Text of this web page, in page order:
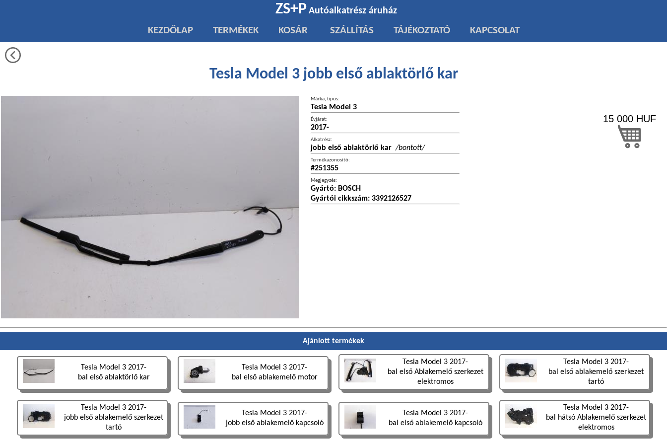
ZS+P Autóalkatrész áruház
KEZDŐLAP TERMÉKEK KOSÁR SZÁLLÍTÁS TÁJÉKOZTATÓ KAPCSOLAT
Tesla Model 3 jobb első ablaktörlő kar
Márka, típus:
Tesla Model 3
Évjárat:
2017-
Alkatrész:
jobb első ablaktörlő kar/bontott/
Termékazonosító:
#251355
Megjegyzés:
Gyártó: BOSCH
Gyártói cikkszám: 3392126527
15 000 HUF
Ajánlott termékek
Tesla Model 3 2017-
bal első ablaktörlő kar
Tesla Model 3 2017-
bal első ablakemelő motor
Tesla Model 3 2017-
bal első Ablakemelő szerkezet
elektromos
Tesla Model 3 2017-
bal első ablakemelő szerkezet
tartó
Tesla Model 3 2017-
jobb első ablakemelő szerkezet
tartó
Tesla Model 3 2017-
jobb első ablakemelő kapcsoló
Tesla Model 3 2017-
bal első ablakemelő kapcsoló
Tesla Model 3 2017-
bal hátsó Ablakemelő szerkezet
elektromos